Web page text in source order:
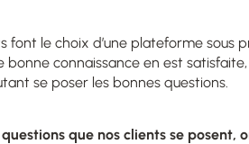
font le choix d’une plateforme sous
bonne connaissance en est
se poser les bonnes questions.
que nos clients se posent,